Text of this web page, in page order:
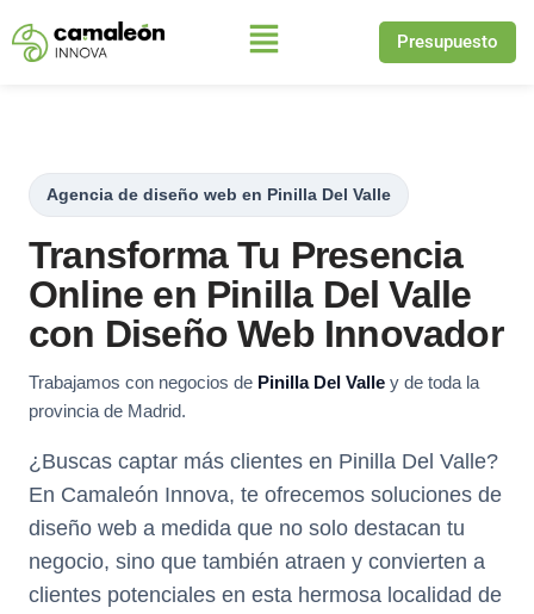
Saltar
Presupuesto
Agencia de diseño web en Pinilla Del Valle
Transforma Tu Presencia
Online en Pinilla Del Valle
con Diseño Web Innovador
Trabajamos con negocios de Pinilla Del Valle y de toda la
provincia de Madrid.
¿Buscas captar más clientes en Pinilla Del Valle?
En Camaleón Innova, te ofrecemos soluciones de
diseño web a medida que no solo destacan tu
negocio, sino que también atraen y convierten a
clientes potenciales en esta hermosa localidad de